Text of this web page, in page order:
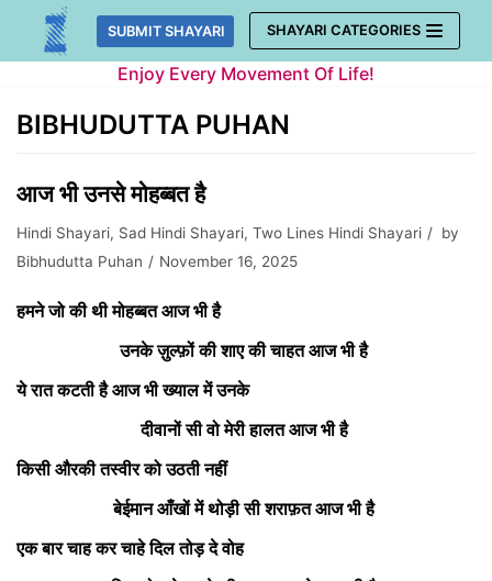
Skip
SUBMIT SHAYARI SHAYARI CATEGORIES
Enjoy Every Movement Of Life!
BIBHUDUTTA PUHAN
आज भी उनसे मोहब्बत है
Hindi Shayari, Sad Hindi Shayari, Two Lines Hindi Shayari
by
Bibhudutta Puhan
November 16, 2025
हमने जो की थी मोहब्बत आज भी है
उनके ज़ुल्फ़ों की शाए की चाहत आज भी है
ये रात कटती है आज भी ख्याल में उनके
दीवानों सी वो मेरी हालत आज भी है
किसी औरकी तस्वीर को उठती नहीं
बेईमान आँखों में थोड़ी सी शराफ़त आज भी है
एक बार चाह कर चाहे दिल तोड़ दे वोह